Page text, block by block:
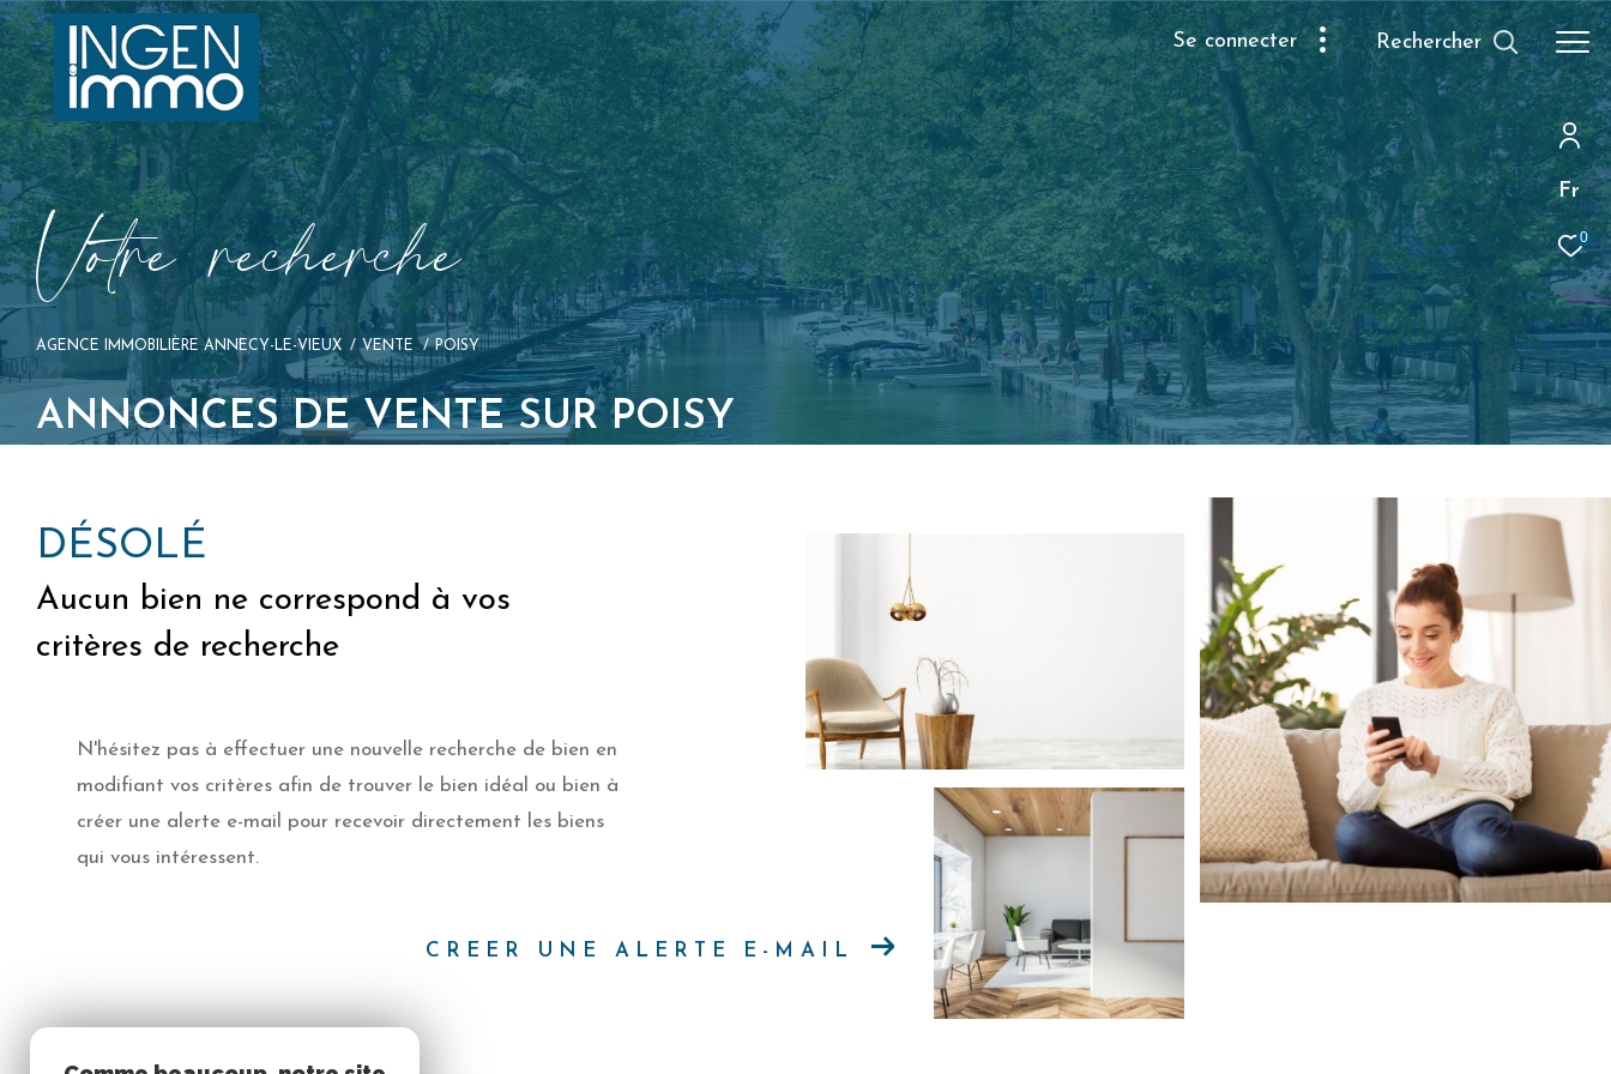
Fr
0
se connecter Rechercher
Votre recherche
AGENCE IMMOBILIÈRE ANNECY-LE-VIEUX VENTE POISY
ANNONCES DE VENTE SUR POISY
DÉSOLÉ
Aucun bien ne correspond à vos
critères de recherche
N'hésitez pas à effectuer une nouvelle recherche de bien en
modifiant vos critères afin de trouver le bien idéal ou bien à
créer une alerte e-mail pour recevoir directement les biens
qui vous intéressent.
CREER UNE ALERTE E-MAIL